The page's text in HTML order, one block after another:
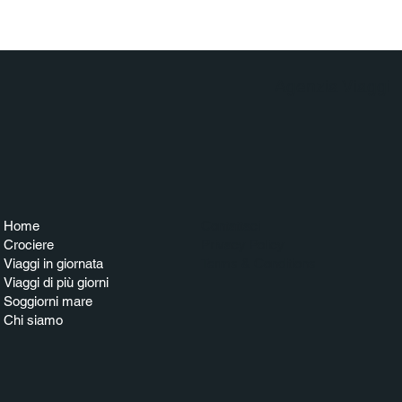
Home
Crociere
Viaggi in giornata
Viaggi di più giorni
Soggiorni mare
Chi siamo